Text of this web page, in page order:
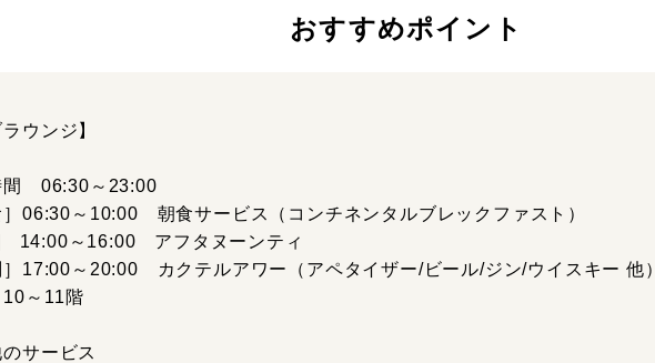
おすすめポイント
ラウンジ】
06:30～23:00
06:30～10:00 朝食サービス（コンチネンタルブレックファスト）
～16:00 アフタヌーンティ
17:00～20:00 カクテルアワー（アペタイザー/ビール/ジン/ウイスキー 他
～11階
サービス